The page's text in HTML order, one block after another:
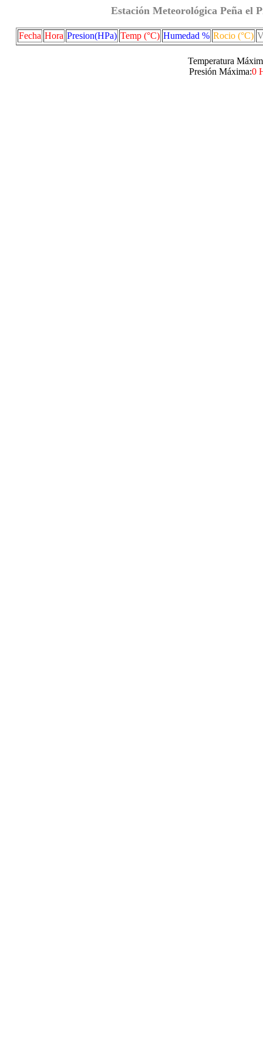
Estación Meteorológica Peña el
Fecha Hora Presion(HPa) Temp (°C) Humedad % Rocio (°C)
Temperatura
Presión Máxima:0